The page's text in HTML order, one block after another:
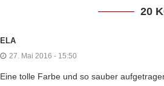
20
ELA
27. Mai 2016 - 15:50
Eine tolle Farbe und so sauber